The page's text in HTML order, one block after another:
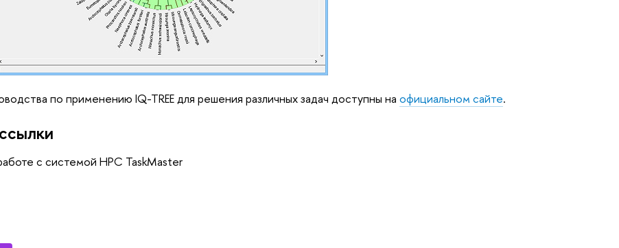
по применению IQ-TREE для решения различных задач доступны на официальном сайте.
с системой HPC TaskMaster